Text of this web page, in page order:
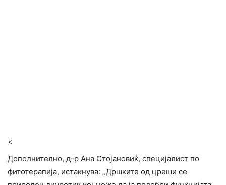
<
Дополнително, д-р Ана Стојановиќ, специјалист по
фитотерапија, истакнува: „Дршките од цреши се